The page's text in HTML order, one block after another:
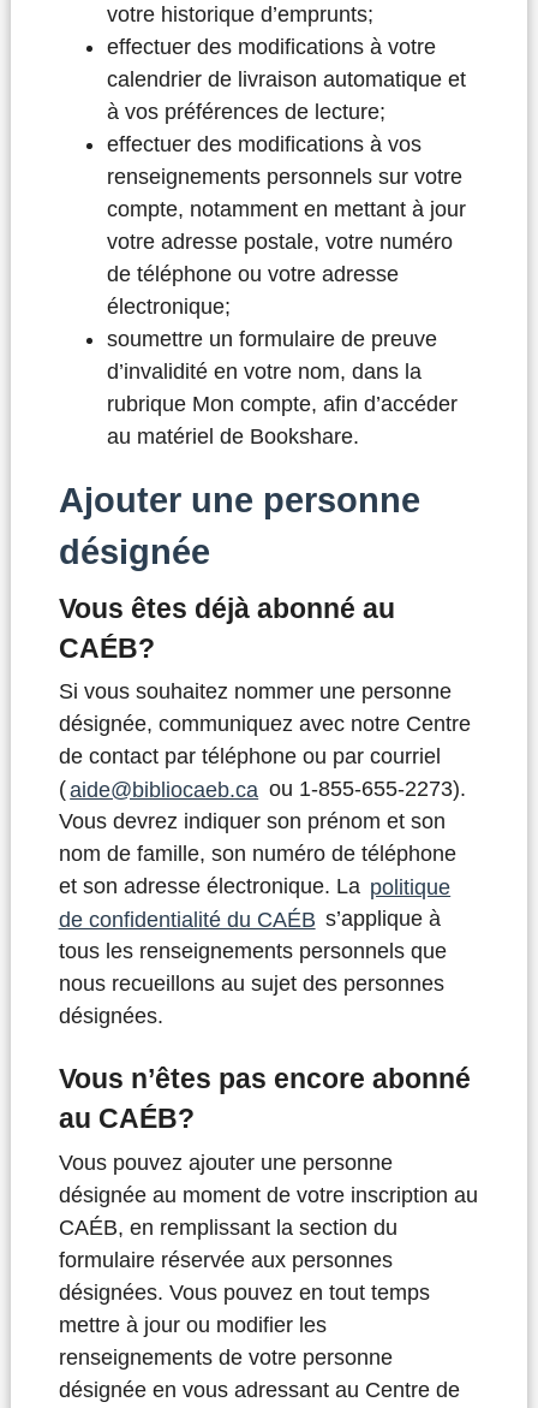
votre historique d’emprunts;
effectuer des modifications à votre
calendrier de livraison automatique et
à vos préférences de lecture;
effectuer des modifications à vos
renseignements personnels sur votre
compte, notamment en mettant à jour
votre adresse postale, votre numéro
de téléphone ou votre adresse
électronique;
soumettre un formulaire de preuve
d’invalidité en votre nom, dans la
rubrique Mon compte, afin d’accéder
au matériel de Bookshare.
Ajouter une personne
désignée
Vous êtes déjà abonné au
CAÉB?
Si vous souhaitez nommer une personne
désignée, communiquez avec notre Centre
de contact par téléphone ou par courriel
(aide@bibliocaeb.ca ou 1-855-655-2273).
Vous devrez indiquer son prénom et son
nom de famille, son numéro de téléphone
et son adresse électronique. La politique
de confidentialité du CAÉB s’applique à
tous les renseignements personnels que
nous recueillons au sujet des personnes
désignées.
Vous n’êtes pas encore abonné
au CAÉB?
Vous pouvez ajouter une personne
désignée au moment de votre inscription au
CAÉB, en remplissant la section du
formulaire réservée aux personnes
désignées. Vous pouvez en tout temps
mettre à jour ou modifier les
renseignements de votre personne
désignée en vous adressant au Centre de